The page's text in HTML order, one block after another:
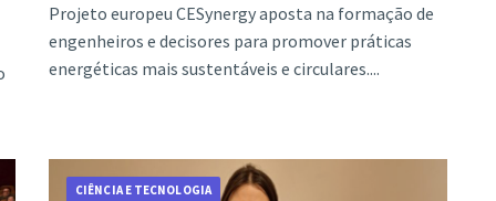
Projeto europeu CESynergy aposta na formação de
engenheiros e decisores para promover práticas
energéticas mais sustentáveis e circulares....
CIÊNCIA E TECNOLOGIA